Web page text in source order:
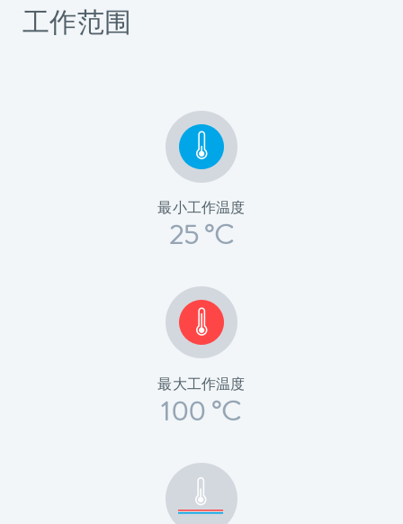
工作范围
最小工作温度
25 °C
最大工作温度
100 °C